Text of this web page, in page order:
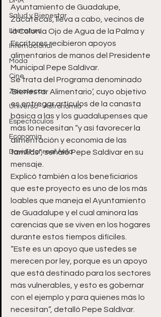
Salud y Bienestar
Literatura
Internacional
Moda
Cine
Zacatecas
Universo - Astronomía
Espectáculos
Economía
David Monreal Ávila
Ayuntamiento de Guadalupe,
Zacatecas, lleva a cabo, vecinos de
la Colonia Ojo de Agua de la Palma y
Escritores recibieron apoyos
alimentarios de manos del Presidente
Municipal Pepe Saldívar.
Se trata del Programa denominado
‘Bienestar Alimentario’, cuyo objetivo
es entregar artículos de la canasta
básica a las y los guadalupenses que
más lo necesitan “y así favorecer la
alimentación y economía de las
familias”, señaló Pepe Saldívar en su
mensaje.
Explicó también a los beneficiarios
que este proyecto es uno de los más
loables que maneja el Ayuntamiento
de Guadalupe y el cual aminora las
carencias que se viven en los hogares
durante estos tiempos difíciles.
“Este es un apoyo que ustedes se
merecen por ley, porque es un apoyo
que está destinado para los sectores
más vulnerables, y esto es gobernar
con el ejemplo y para quienes más lo
necesitan”, detalló Pepe Saldívar.